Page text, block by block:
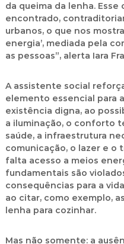
da queima da lenha.
encontrado,
urbanos, o que nos
energia’, mediada pela
as pessoas”, alerta Iara
A assistente social
elemento essencial para
existência digna, ao
a iluminação, o conforto
saúde, a infraestrutura
comunicação, o lazer e o
falta acesso a meios
fundamentais são
consequências para a
ao citar, como exemplo,
lenha para cozinhar.
Mas não somente: a